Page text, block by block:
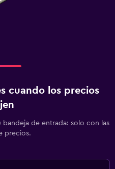
cuando los precios
de entrada: solo con las
precios.